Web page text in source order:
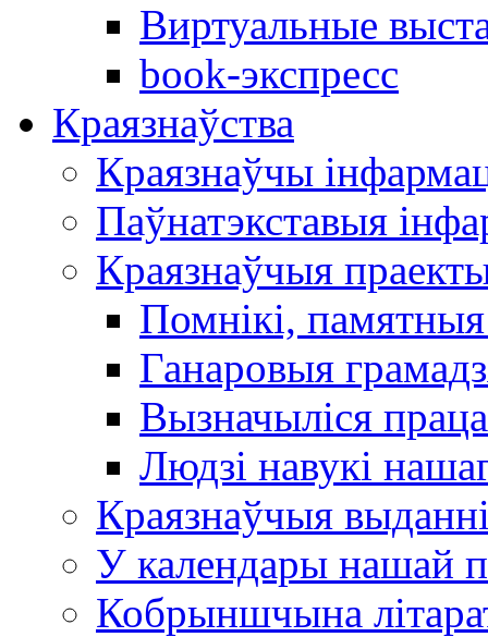
Виртуальные
book-экспресс
Краязнаўства
Краязнаўчы
Паўнатэкставыя
Краязнаўчыя
Помнікі,
Ганаровыя
Вызначыліся
Людзі навукі
Краязнаўчыя
У календары нашай
Кобрыншчына